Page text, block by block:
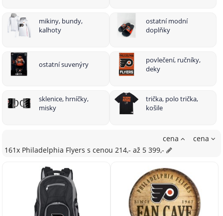
mikiny, bundy,
kalhoty
ostatní modní
doplňky
ostatní suvenýry
povlečení, ručníky,
deky
sklenice, hrníčky,
misky
trička, polo trička,
košile
cena
cena
161x Philadelphia Flyers s cenou214,- až 5 399,-